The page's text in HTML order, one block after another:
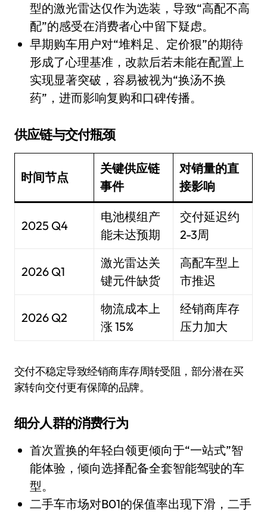
型的激光雷达仅作为选装，导致“高配不高
配”的感受在消费者心中留下疑虑。
早期购车用户对“堆料足、定价狠”的期待
形成了心理基准，改款后若未能在配置上
实现显著突破，容易被视为“换汤不换
药”，进而影响复购和口碑传播。
供应链与交付瓶颈
时间节点
关键供应链
事件
对销量的直
接影响
2025 Q4
电池模组产
能未达预期
交付延迟约
2-3周
2026 Q1
激光雷达关
键元件缺货
高配车型上
市推迟
2026 Q2
物流成本上
涨 15%
经销商库存
压力加大
交付不稳定导致经销商库存周转受阻，部分潜在买
家转向交付更有保障的品牌。
细分人群的消费行为
首次置换的年轻白领更倾向于“一站式”智
能体验，倾向选择配备全套智能驾驶的车
型。
二手车市场对B01的保值率出现下滑，二手